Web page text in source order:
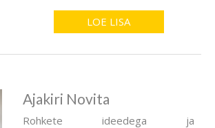
LOE LISA
Ajakiri Novita
Rohkete ideedega ja